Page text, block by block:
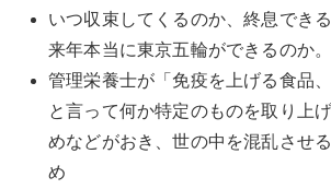
いつ収束してくるのか、終息でき
来年本当に東京五輪ができるのか。
管理栄養士が「免疫を上げる食品
と言って何か特定のものを取り上
めなどがおき、世の中を混乱させ
め